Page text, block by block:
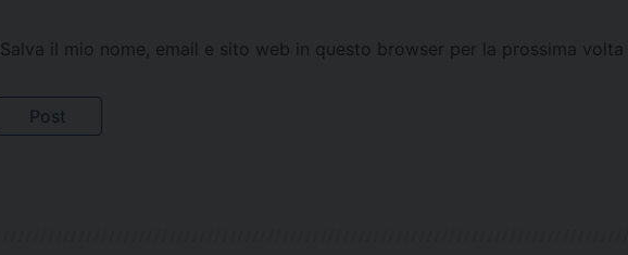
Salva il mio nome, email e sito web in questo browser per la prossima volta